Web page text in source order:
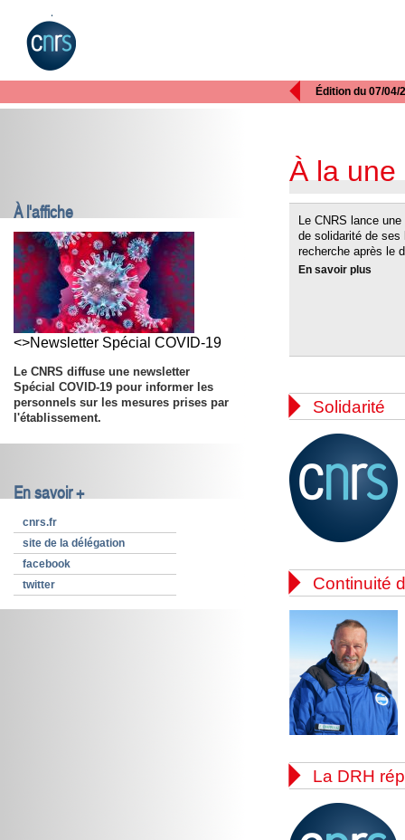
 Édition du 07/04/
À l'affiche
<>Newsletter Spécial COVID-19
Le CNRS diffuse une newsletter
Spécial COVID-19 pour informer les
personnels sur les mesures prises par
l'établissement.
En savoir +
cnrs.fr
site de la délégation
facebook
twitter
À la une
Le CNRS lance
de solidarité de ses
recherche après le
En savoir plus
 Solidarité
 Continuité
 La DRH